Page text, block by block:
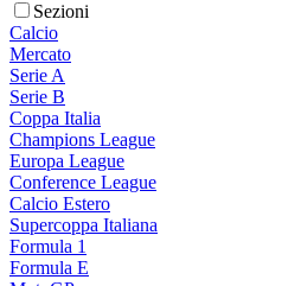
Sezioni
Calcio
Mercato
Serie A
Serie B
Coppa Italia
Champions League
Europa League
Conference League
Calcio Estero
Supercoppa Italiana
Formula 1
Formula E